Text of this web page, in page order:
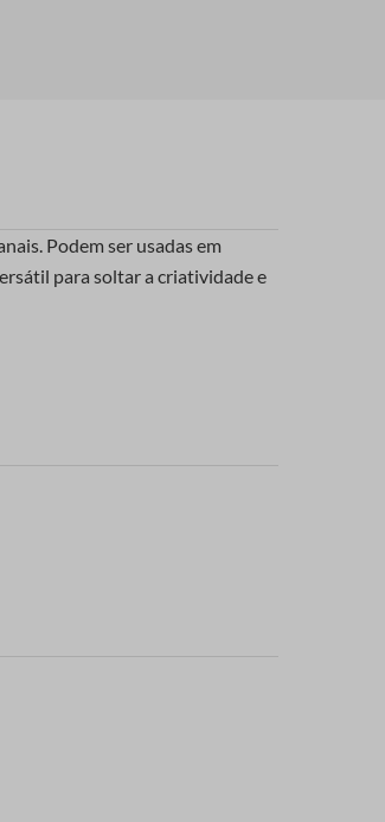
Podem ser usadas em
para soltar a criatividade e